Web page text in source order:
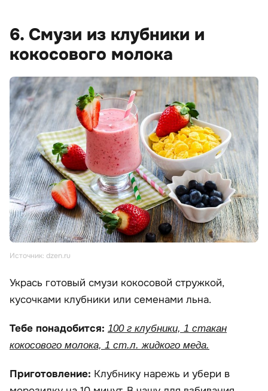
6. Смузи из клубники и
кокосового молока
Источник: dzen.ru
Укрась готовый смузи кокосовой стружкой,
кусочками клубники или семенами льна.
Тебе понадобится: 100 г клубники, 1 стакан
кокосового молока, 1 ст.л. жидкого меда.
Приготовление: Клубнику нарежь и убери в